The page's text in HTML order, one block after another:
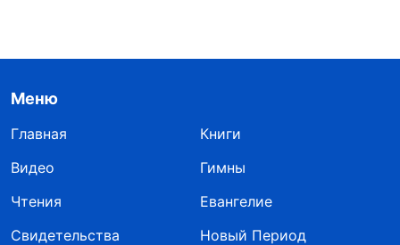
Меню
Главная
Книги
Видео
Гимны
Чтения
Евангелие
Свидетельства
Новый Период